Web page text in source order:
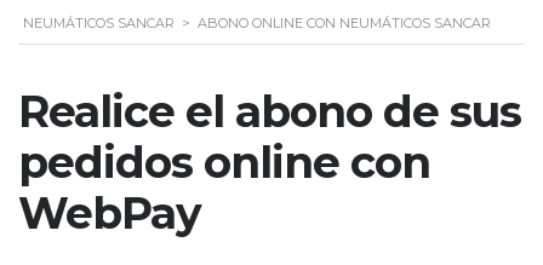
NEUMÁTICOS SANCAR > ABONO ONLINE CON NEUMÁTICOS SANCAR
Realice el abono de sus
pedidos online con
WebPay